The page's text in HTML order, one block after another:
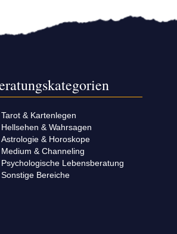
Tarot & Kartenlegen
Hellsehen & Wahrsagen
Astrologie & Horoskope
Medium & Channeling
Psychologische Lebensberatung
Sonstige Bereiche